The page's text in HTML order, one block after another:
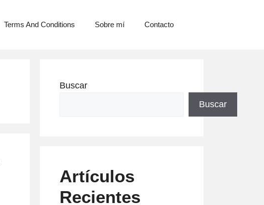
Terms And Conditions Sobre mí Contacto
Buscar
Buscar
Artículos
Recientes